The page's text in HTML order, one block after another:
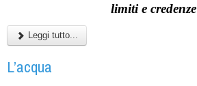
limiti e credenze
Leggi tutto...
L’acqua